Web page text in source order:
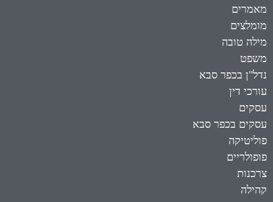
מאמרים
מומלצים
מילה טובה
משפט
נדל"ן בכפר סבא
עורכי דין
עסקים
עסקים בכפר סבא
פוליטיקה
פופולריים
צרכנות
קהילה